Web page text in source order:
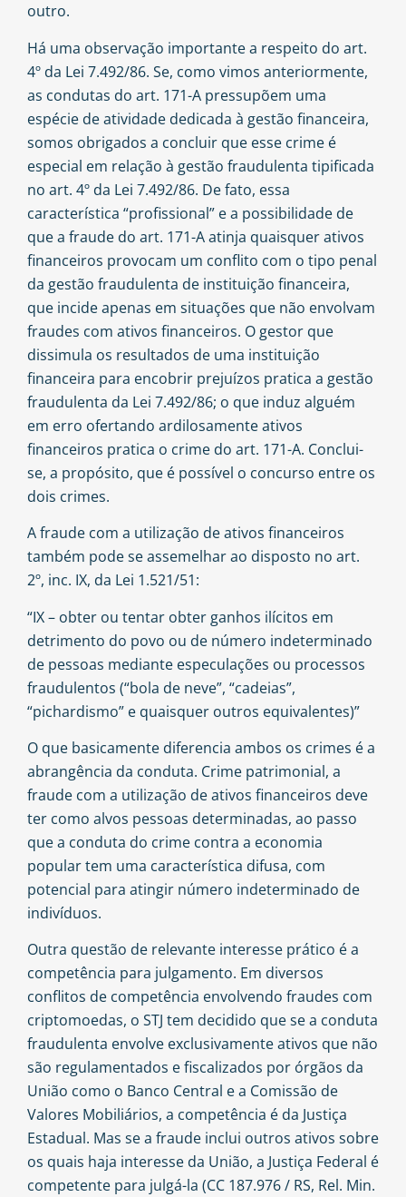
outro.
Há uma observação importante a respeito do art.
4º da Lei 7.492/86. Se, como vimos anteriormente,
as condutas do art. 171-A pressupõem uma
espécie de atividade dedicada à gestão financeira,
somos obrigados a concluir que esse crime é
especial em relação à gestão fraudulenta tipificada
no art. 4º da Lei 7.492/86. De fato, essa
característica “profissional” e a possibilidade de
que a fraude do art. 171-A atinja quaisquer ativos
financeiros provocam um conflito com o tipo penal
da gestão fraudulenta de instituição financeira,
que incide apenas em situações que não envolvam
fraudes com ativos financeiros. O gestor que
dissimula os resultados de uma instituição
financeira para encobrir prejuízos pratica a gestão
fraudulenta da Lei 7.492/86; o que induz alguém
em erro ofertando ardilosamente ativos
financeiros pratica o crime do art. 171-A. Conclui-
se, a propósito, que é possível o concurso entre os
dois crimes.
A fraude com a utilização de ativos financeiros
também pode se assemelhar ao disposto no art.
2º, inc. IX, da Lei 1.521/51:
“IX – obter ou tentar obter ganhos ilícitos em
detrimento do povo ou de número indeterminado
de pessoas mediante especulações ou processos
fraudulentos (“bola de neve”, “cadeias”,
“pichardismo” e quaisquer outros equivalentes)”
O que basicamente diferencia ambos os crimes é a
abrangência da conduta. Crime patrimonial, a
fraude com a utilização de ativos financeiros deve
ter como alvos pessoas determinadas, ao passo
que a conduta do crime contra a economia
popular tem uma característica difusa, com
potencial para atingir número indeterminado de
indivíduos.
Outra questão de relevante interesse prático é a
competência para julgamento. Em diversos
conflitos de competência envolvendo fraudes com
criptomoedas, o STJ tem decidido que se a conduta
fraudulenta envolve exclusivamente ativos que não
são regulamentados e fiscalizados por órgãos da
União como o Banco Central e a Comissão de
Valores Mobiliários, a competência é da Justiça
Estadual. Mas se a fraude inclui outros ativos sobre
os quais haja interesse da União, a Justiça Federal é
competente para julgá-la (CC 187.976 / RS, Rel. Min.